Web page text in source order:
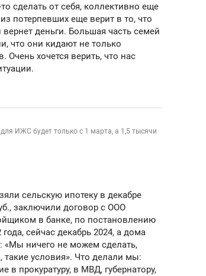
сделать от себя, коллективно еще
потерпевших еще верит в то, что
деньги. Большая часть семей
что они кидают не только
Очень хочется верить, что нас
ИЖС будет только с 1 марта, а 1,5 тысячи
сельскую ипотеку в декабре
заключили договор с ООО
в банке, по постановлению
сейчас декабрь 2024, а дома
«Мы ничего не можем сделать,
такие условия». Что делали мы:
в прокуратуру, в МВД, губернатору,
в Менделеевске прошла
«Гонка Героев»